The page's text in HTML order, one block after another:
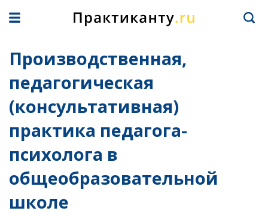
Производственная,
педагогическая
(консультативная)
практика педагога-
психолога в
общеобразовательной
школе